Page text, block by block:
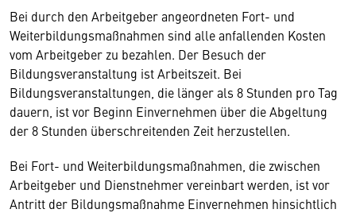
Bei durch den Arbeitgeber angeordneten Fort- und
Weiterbildungsmaßnahmen sind alle anfallenden Kosten
vom Arbeitgeber zu bezahlen. Der Besuch der
Bildungsveranstaltung ist Arbeitszeit. Bei
Bildungsveranstaltungen, die länger als 8 Stunden pro Tag
dauern, ist vor Beginn Einvernehmen über die Abgeltung
der 8 Stunden überschreitenden Zeit herzustellen.
Bei Fort- und Weiterbildungsmaßnahmen, die zwischen
Arbeitgeber und Dienstnehmer vereinbart werden, ist vor
Antritt der Bildungsmaßnahme Einvernehmen hinsichtlich